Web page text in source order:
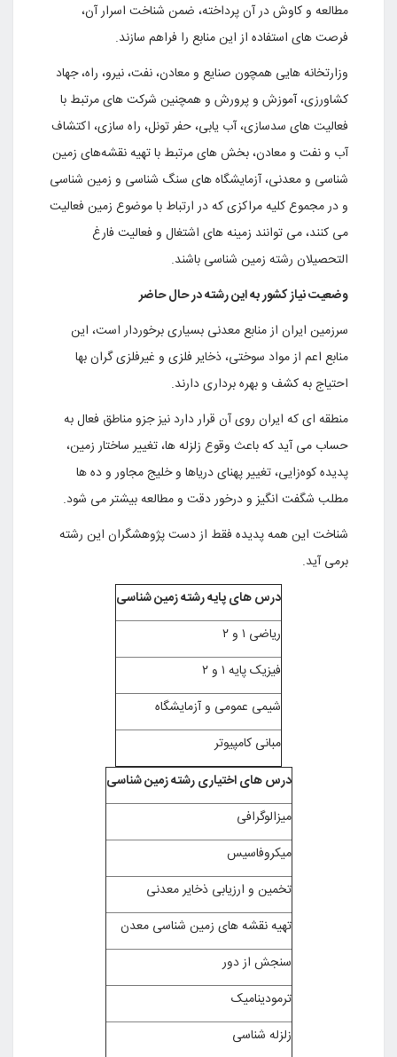
مطالعه و کاوش در آن پرداخته، ضمن شناخت اسرار آن،
فرصت های استفاده از این منابع را فراهم سازند.
وزارتخانه هایی همچون صنایع و معادن، نفت، نیرو، راه، جهاد
کشاورزی، آموزش و پرورش و همچنین شرکت های مرتبط با
فعالیت های سدسازی، آب یابی، حفر تونل، راه سازی، اکتشاف
آب و نفت و معادن، بخش های مرتبط با تهیه نقشه‌های زمین
شناسی و معدنی، آزمایشگاه های سنگ شناسی و زمین شناسی
و در مجموع کلیه مراکزی که در ارتباط با موضوع زمین فعالیت
می کنند، می توانند زمینه های اشتغال و فعالیت فارغ
التحصیلان رشته زمین شناسی باشند.
وضعیت نیاز کشور به این رشته در حال حاضر
سرزمین ایران از منابع معدنی بسیاری برخوردار است، این
منابع اعم از مواد سوختی، ذخایر فلزی و غیرفلزی گران بها
احتیاج به کشف و بهره برداری دارند.
منطقه ای که ایران روی آن قرار دارد نیز جزو مناطق فعال به
حساب می آید که باعث وقوع زلزله ها، تغییر ساختار زمین،
پدیده کوه‌زایی، تغییر پهنای دریاها و خلیج مجاور و ده ها
مطلب شگفت انگیز و درخور دقت و مطالعه بیشتر می شود.
شناخت این همه پدیده فقط از دست پژوهشگران این رشته
برمی آید.
درس های پایه رشته زمین شناسی
ریاضی ۱ و ۲
فیزیک پایه ۱ و ۲
شیمی عمومی و آزمایشگاه
مبانی کامپیوتر
درس های اختیاری رشته زمین شناسی
میزالوگرافی
میکروفاسیس
تخمین و ارزیابی ذخایر معدنی
تهیه نقشه های زمین شناسی معدن
سنجش از دور
ترمودینامیک
زلزله شناسی